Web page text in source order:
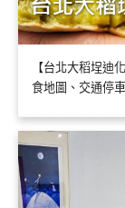
【台北大稻埕迪
食地圖、交通停